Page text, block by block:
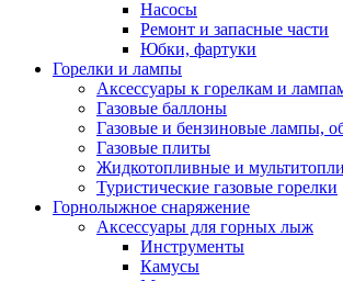
Насосы
Ремонт и запасные части
Юбки, фартуки
Горелки и лампы
Аксессуары к горелкам и
Газовые баллоны
Газовые и бензиновые лампы,
Газовые плиты
Жидкотопливные и
Туристические газовые горелки
Горнолыжное снаряжение
Аксессуары для горных лыж
Инструменты
Камусы